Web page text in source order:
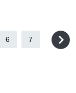
6 7